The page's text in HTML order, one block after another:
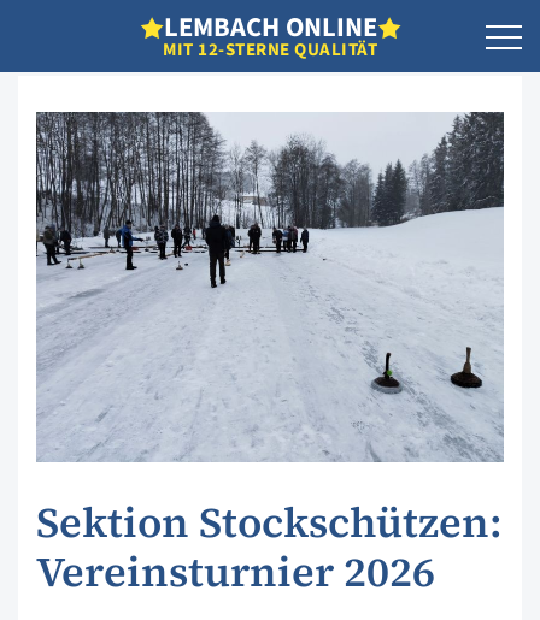
LEMBACH ONLINE
MIT 12-STERNE QUALITÄT
Sektion Stockschützen:
Vereinsturnier 2026